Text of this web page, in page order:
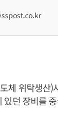
체 위탁생산)
있던 장비를